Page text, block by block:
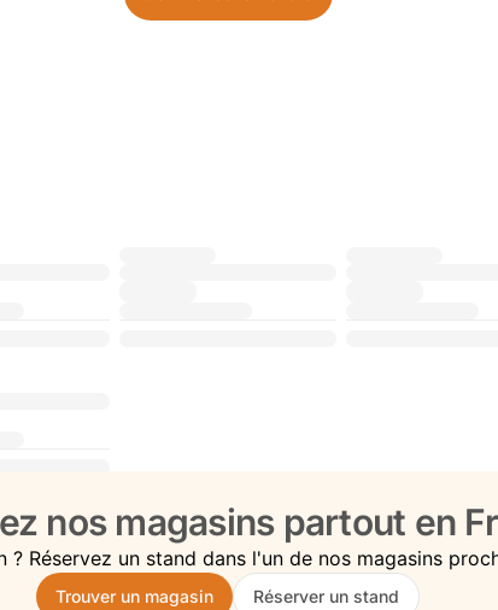
nos magasins partout en
Réservez un stand dans l'un de nos magasins
Trouver un magasin Réserver un stand